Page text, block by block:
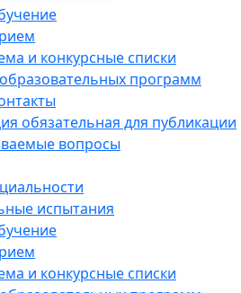
и конкурсные списки
программ
обязательная для публикации
вопросы
испытания
и конкурсные списки